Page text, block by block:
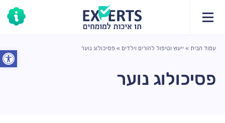
פתח עמוד הבית » ייעוץ וטיפול להורים וילדים » פסיכולוג נוער
פסיכולוג נוער